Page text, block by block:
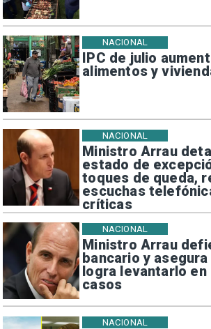
IPC de julio
alimentos y
NACIONAL
Ministro Arrau
estado de
toques de queda,
escuchas
críticas
NACIONAL
Ministro Arrau
bancario y
logra levantarlo en
casos
NACIONAL
NACIONAL